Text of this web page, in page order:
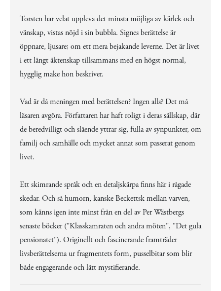
Torsten har velat uppleva det minsta möjliga av kärlek och
vänskap, vistas nöjd i sin bubbla. Signes berättelse är
öppnare, ljusare; om ett mera bejakande leverne. Det är livet
i ett långt äktenskap tillsammans med en högst normal,
hygglig make hon beskriver.
Vad är då meningen med berättelsen? Ingen alls? Det må
läsaren avgöra. Författaren har haft roligt i deras sällskap, där
de beredvilligt och slående yttrar sig, fulla av synpunkter, om
familj och samhälle och mycket annat som passerat genom
livet.
Ett skimrande språk och en detaljskärpa finns här i rågade
skedar. Och så humorn, kanske Beckettsk mellan varven,
som känns igen inte minst från en del av Per Wästbergs
senaste böcker ("Klasskamraten och andra möten", "Det gula
pensionatet"). Originellt och fascinerande framträder
livsberättelserna ur fragmentets form, pusselbitar som blir
både engagerande och lätt mystifierande.